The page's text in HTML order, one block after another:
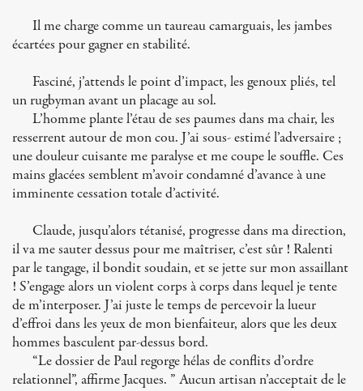
Il me charge comme un taureau camarguais, les jambes
écartées pour gagner en stabilité.
Fasciné, j’attends le point d’impact, les genoux pliés, tel
un rugbyman avant un placage au sol.
L’homme plante l’étau de ses paumes dans ma chair, les
resserrent autour de mon cou. J’ai sous- estimé l’adversaire ;
une douleur cuisante me paralyse et me coupe le souffle. Ces
mains glacées semblent m’avoir condamné d’avance à une
imminente cessation totale d’activité.
Claude, jusqu’alors tétanisé, progresse dans ma direction,
il va me sauter dessus pour me maîtriser, c’est sûr ! Ralenti
par le tangage, il bondit soudain, et se jette sur mon assaillant
! S’engage alors un violent corps à corps dans lequel je tente
de m’interposer. J’ai juste le temps de percevoir la lueur
d’effroi dans les yeux de mon bienfaiteur, alors que les deux
hommes basculent par-dessus bord.
“Le dossier de Paul regorge hélas de conflits d’ordre
relationnel”, affirme Jacques. ” Aucun artisan n’acceptait de le